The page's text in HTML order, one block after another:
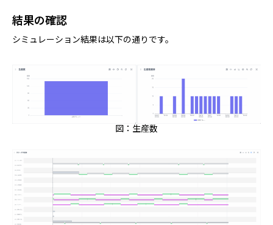
結果の確認
シミュレーション結果は以下の通りです。
図：生産数